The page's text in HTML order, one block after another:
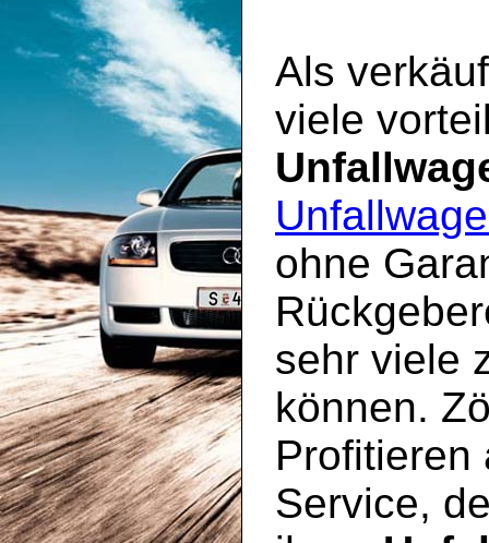
Als
viele
ohne
sehr viele
können.
Profitieren
Service,